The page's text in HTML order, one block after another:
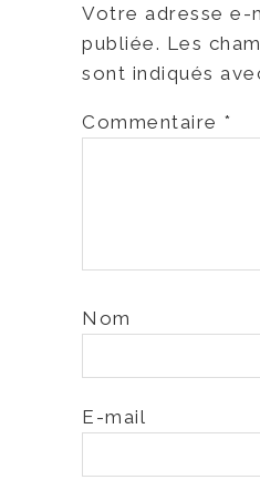
Votre adresse e-
publiée. Les
sont indiqués
Commentaire *
Nom
E-mail